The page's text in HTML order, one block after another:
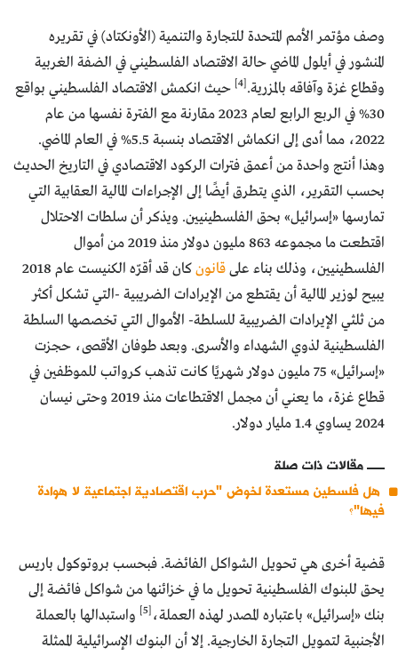
وصف مؤتمر الأمم المتحدة للتجارة والتنمية (الأونكتاد) في تقريره
المنشور في أيلول الماضي حالة الاقتصاد الفلسطيني في الضفة الغربية
وقطاع غزة وآفاقه بالمزرية.[4]
حيث انكمش الاقتصاد الفلسطيني بواقع
30% في الربع الرابع لعام 2023 مقارنة مع الفترة نفسها من عام
2022، مما أدى إلى انكماش الاقتصاد بنسبة 5.5% في العام الماضي.
وهذا أنتج واحدة من أعمق فترات الركود الاقتصادي في التاريخ الحديث
بحسب التقرير، الذي يتطرق أيضًا إلى الإجراءات المالية العقابية التي
تمارسها «إسرائيل» بحق الفلسطينيين. ويذكر أن سلطات الاحتلال
اقتطعت ما مجموعه 863 مليون دولار منذ 2019 من أموال
الفلسطينيين، وذلك بناء علىقانون
كان قد أقرّه الكنيست عام 2018
يبيح لوزير المالية أن يقتطع من الإيرادات الضريبية -التي تشكل أكثر
من ثلثي الإيرادات الضريبية للسلطة- الأموال التي تخصصها السلطة
الفلسطينية لذوي الشهداء والأسرى. وبعد طوفان الأقصى، حجزت
«إسرائيل» 75 مليون دولار شهريًا كانت تذهب كرواتب للموظفين في
قطاع غزة، ما يعني أن مجمل الاقتطاعات منذ 2019 وحتى نيسان
2024 يساوي 1.4 مليار دولار.
مقالات ذات صلة
هل فلسطين مستعدة لخوض "حرب اقتصادية اجتماعية لا هوادة
فيها"؟
قضية أخرى هي تحويل الشواكل الفائضة. فبحسب بروتوكول باريس
يحق للبنوك الفلسطينية تحويل ما في خزائنها من شواكل فائضة إلى
بنك «إسرائيل» باعتباره المصدر لهذه العملة، [5]
واستبدالها بالعملة
الأجنبية لتمويل التجارة الخارجية. إلا أن البنوك الإسرائيلية الممثلة